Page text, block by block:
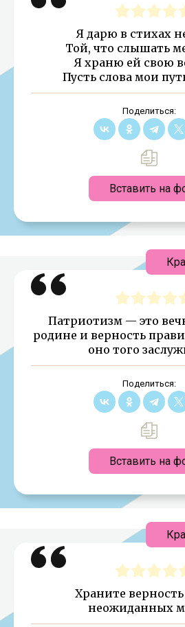
Я дарю в стихах
Той, что слышать
Я храню ей свою
Пусть слова мои
Поделиться:
Вставить на
Патриотизм — это
родине и верность
оно того
Поделиться:
Вставить на
Храните
неожиданных